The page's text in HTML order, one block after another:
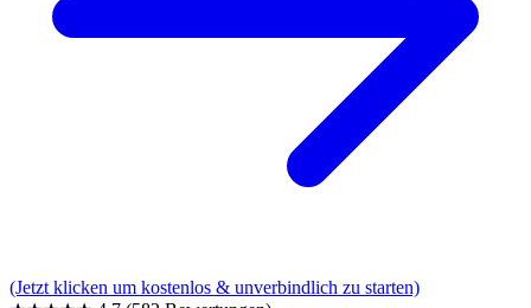
(Jetzt klicken um kostenlos & unverbindlich zu starten)